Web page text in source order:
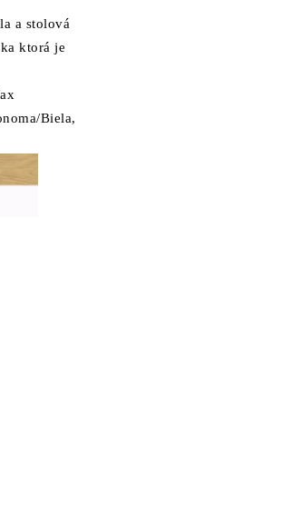
a stolová
ktorá je
Biela,